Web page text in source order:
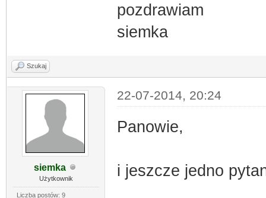
pozdrawiam
siemka
Szukaj
siemka
Użytkownik
Liczba postów: 9
22-07-2014, 20:24
Panowie,
i jeszcze jedno